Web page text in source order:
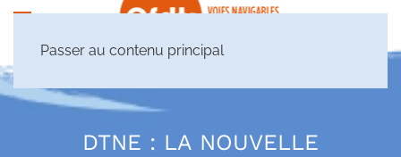
Passer au contenu principal
DTNE : LA NOUVELLE